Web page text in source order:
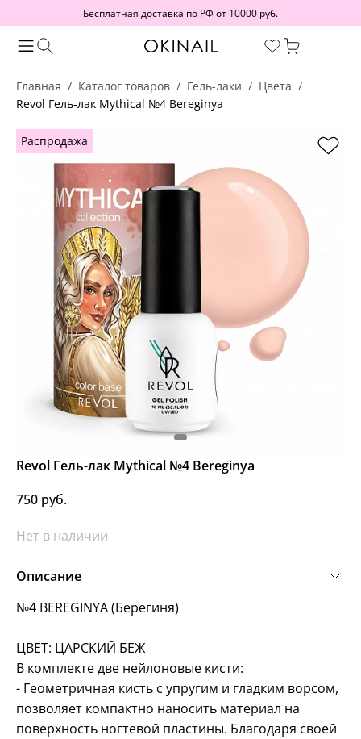
Бесплатная доставка по РФ от 10000 руб.
Главная Каталог товаров Гель-лаки
Цвета
Revol Гель-лак Mythical №4 Bereginya
Распродажа
Revol Гель-лак Mythical №4 Bereginya
750 руб.
Нет в наличии
Описание
№4 BEREGINYA (Берегиня)
ЦВЕТ: ЦАРСКИЙ БЕЖ
В комплекте две нейлоновые кисти:
- Геометричная кисть с упругим и гладким ворсом,
позволяет компактно наносить материал на
поверхность ногтевой пластины. Благодаря своей